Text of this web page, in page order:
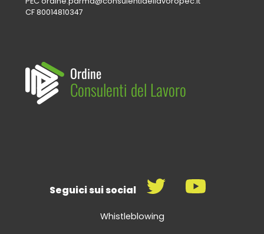
CF 80014810347
Ordine
Consulenti del Lavoro
Seguici sui social
Whistleblowing